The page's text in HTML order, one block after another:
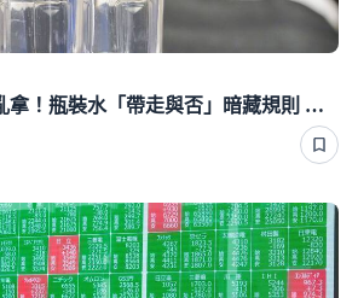
住日本飯店千萬別亂拿！瓶裝水「帶走與否」暗藏規則 搞錯恐多花錢